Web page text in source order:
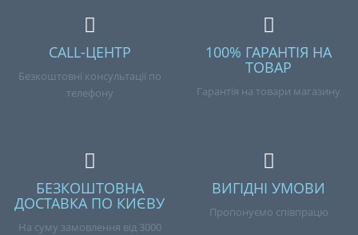
CALL-ЦЕНТР
Безкоштовні консультації по
телефону
100% ГАРАНТІЯ НА
ТОВАР
Гарантія на товари магазину
БЕЗКОШТОВНА
ДОСТАВКА ПО КИЄВУ
На суму замовлення від 3000
ВИГІДНІ УМОВИ
Пропонуємо співпрацю